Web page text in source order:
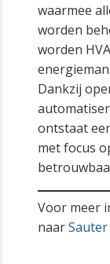
waarmee
worden
worden
Dankzij
ontstaat
met focus
Voor meer
naar